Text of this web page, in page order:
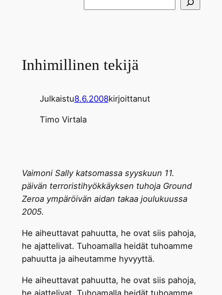
Inhimillinen tekijä
Julkaistu8.6.2008kirjoittanut
Timo Virtala
Vaimoni Sally katsomassa syyskuun 11.
päivän terroristihyökkäyksen tuhoja Ground
Zeroa ympäröivän aidan takaa joulukuussa
2005.
He aiheuttavat pahuutta, he ovat siis pahoja,
he ajattelivat. Tuhoamalla heidät tuhoamme
pahuutta ja aiheutamme hyvyyttä.
He aiheuttavat pahuutta, he ovat siis pahoja,
he ajattelivat. Tuhoamalla heidät tuhoamme